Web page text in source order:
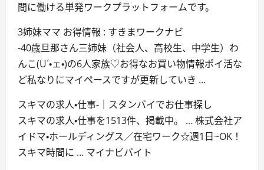
間に働ける単発ワークプラットフォームです。
3姉妹ママ お得情報 : すきまワークナビ
-40歳旦那さん三姉妹（社会人、高校生、中学生）わ
んこ(U´・ェ・)の6人家族♡お得なお買い物情報ポイ活な
ど私なりにマイペースですが更新していき …
スキマの求人・仕事-｜スタンバイでお仕事探し
スキマの求人・仕事を1513件、掲載中。 … 株式会社ア
イドマ・ホールディングス／在宅ワーク☆週1日~OK！
スキマ時間に … マイナビバイト